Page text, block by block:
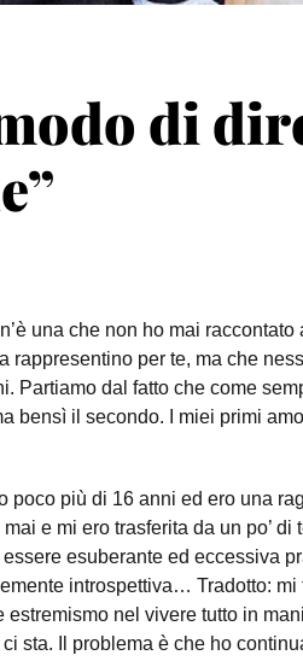
di
una che non ho mai
per te, ma che
Partiamo dal fatto che come
bensì il secondo.
I miei primi
poco più di 16 anni ed ero una
e mi ero trasferita da un po’ di
essere esuberante ed eccessiva
introspettiva… Tradotto: mi
nel vivere tutto in
sta. Il problema è che ho